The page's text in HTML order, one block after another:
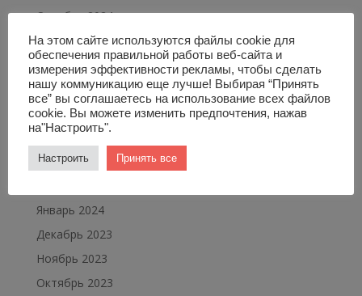
Октябрь 2024
Сентябрь 2024
Август 2024
Июль 2024
Май 2024
Апрель 2024
Март 2024
Январь 2024
Декабрь 2023
Ноябрь 2023
Октябрь 2023
На этом сайте используются файлы cookie для
обеспечения правильной работы веб-сайта и
измерения эффективности рекламы, чтобы сделать
нашу коммуникацию еще лучше! Выбирая “Принять
все” вы соглашаетесь на использование всех файлов
cookie. Вы можете изменить предпочтения, нажав
на"Настроить".
Настроить Принять все